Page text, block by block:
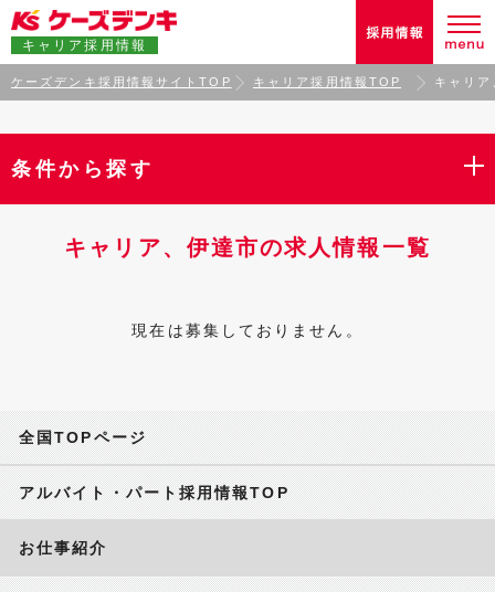
キャリア採用情報
ケーズデンキ採用情報サイトTOP キャリア採用情報TOP キャリ
条件から探す
キャリア、伊達市の求人情報一覧
現在は募集しておりません。
全国TOPページ
アルバイト・パート採用情報TOP
お仕事紹介